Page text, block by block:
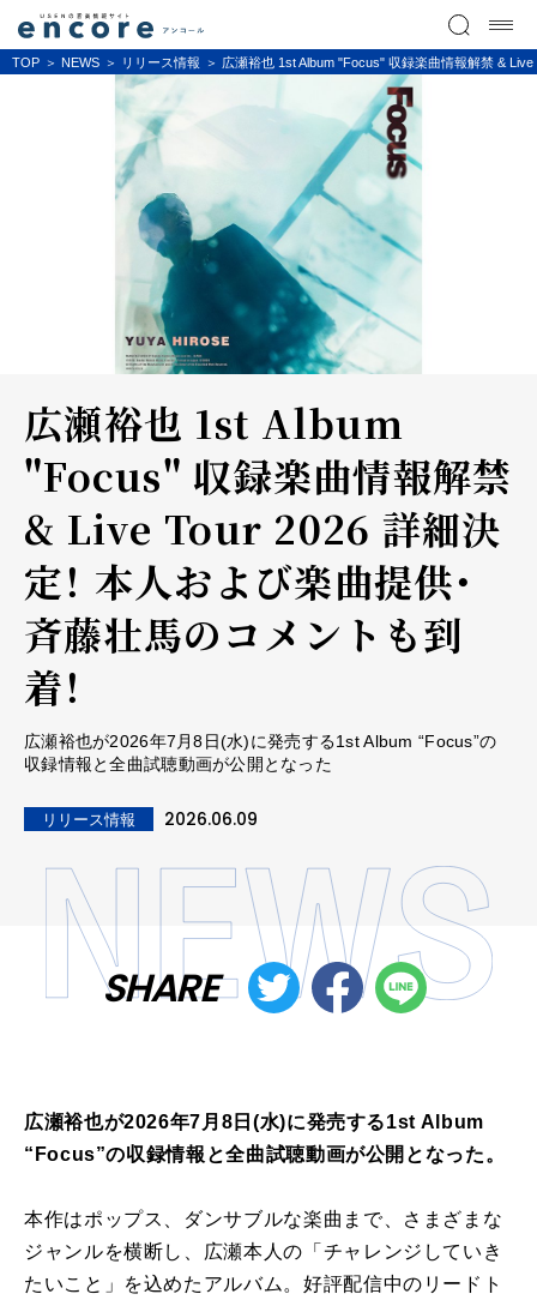
TOP NEWS リリース情報 広瀬裕也 1st Album "Focus" 収録楽曲情報解禁 &
広瀬裕也 1st Album
"Focus" 収録楽曲情報解禁
& Live Tour 2026 詳細決
定！ 本人および楽曲提供・
斉藤壮馬のコメントも到
着！
広瀬裕也が2026年7月8日(水)に発売する1st Album “Focus”の
収録情報と全曲試聴動画が公開となった
リリース情報 2026.06.09
SHARE
広瀬裕也が2026年7月8日(水)に発売する1st Album
“Focus”の収録情報と全曲試聴動画が公開となった。
本作はポップス、ダンサブルな楽曲まで、さまざまな
ジャンルを横断し、広瀬本人の「チャレンジしていき
たいこと」を込めたアルバム。好評配信中のリードト